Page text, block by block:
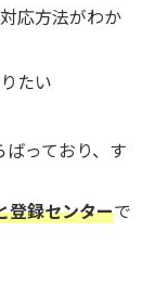
応方法がわか
たい
っており、す
登録センターで